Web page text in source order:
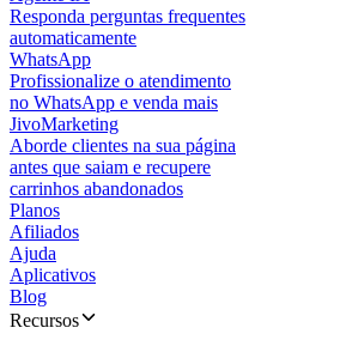
Responda perguntas frequentes
automaticamente
WhatsApp
Profissionalize o atendimento
no WhatsApp e venda mais
JivoMarketing
Aborde clientes na sua página
antes que saiam e recupere
carrinhos abandonados
Planos
Afiliados
Ajuda
Aplicativos
Blog
Recursos